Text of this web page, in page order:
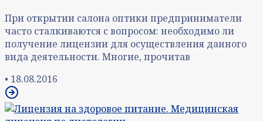
При открытии салона оптики предприниматели
часто сталкиваются с вопросом: необходимо ли
получение лицензии для осуществления данного
вида деятельности. Многие, прочитав
• 18.08.2016